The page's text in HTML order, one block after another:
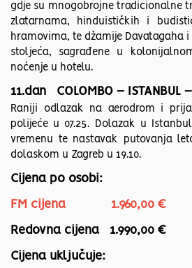
gdje su mnogobrojne tradicionalne
zlatarnama, hinduističkih i
hramovima, te džamije Davatagaha i
stoljeća, sagrađene u
noćenje u hotelu.
11.dan COLOMBO – ISTANBUL
Raniji odlazak na aerodrom i
polijeće u 07.25. Dolazak u
vremenu te nastavak putovanja
dolaskom u Zagreb u 19.10.
Cijena po osobi:
FM cijena 1.960,00 €
Redovna cijena 1.990,00 €
Cijena uključuje: